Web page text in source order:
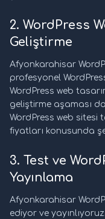
2. WordPress
Geliştirme
Afyonkarahisar
profesyonel
WordPress web
geliştirme aşaması
WordPress web sitesi
fiyatları konusunda
3. Test ve
Yayınlama
Afyonkarahisar
ediyor ve